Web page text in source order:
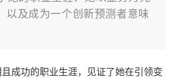
以及成为一个创新预测者意味
成功的职业生涯，见证了她在引领变